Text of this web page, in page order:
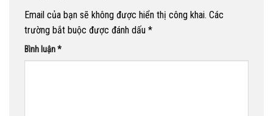
Email của bạn sẽ không được hiển thị công khai. Các
trường bắt buộc được đánh dấu *
Bình luận*